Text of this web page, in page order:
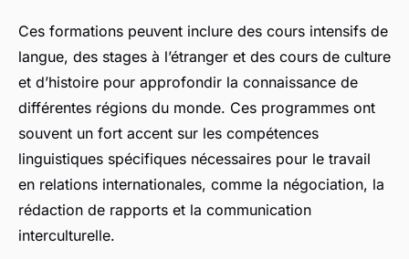
Ces formations peuvent inclure des cours intensifs de
langue, des stages à l’étranger et des cours de culture
et d’histoire pour approfondir la connaissance de
différentes régions du monde. Ces programmes ont
souvent un fort accent sur les compétences
linguistiques spécifiques nécessaires pour le travail
en relations internationales, comme la négociation, la
rédaction de rapports et la communication
interculturelle.